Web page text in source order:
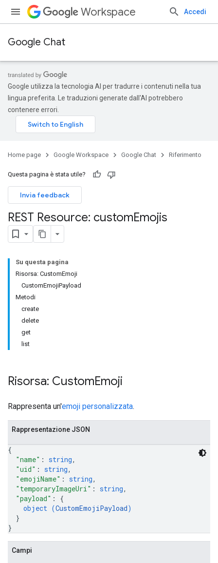
Workspace Accedi
Google Chat
Google utilizza la tecnologia AI per tradurre i contenuti nella tua
lingua preferita. Le traduzioni generate dall'AI potrebbero
contenere errori.
Home page Google Workspace Google Chat Riferimento
Questa pagina è stata utile?
Invia feedback
REST Resource: customEmojis
Su questa pagina
Risorsa: CustomEmoji
CustomEmojiPayload
Metodi
create
delete
get
list
Risorsa: CustomEmoji
Rappresenta un'emoji personalizzata.
Rappresentazione JSON
{
"name" : string,
"uid" : string,
"emojiName" : string,
"temporaryImageUri" : string,
"payload" : {
object (CustomEmojiPayload)
}
}
Campi